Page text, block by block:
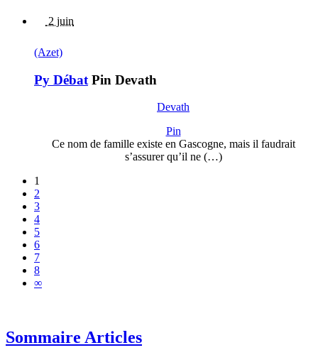
2 juin
(Azet)
Py Débat Pin Devath
Devath
Pin
Ce nom de famille existe en Gascogne, mais il faudrait
s’assurer qu’il ne (…)
1
2
3
4
5
6
7
8
∞
Sommaire Articles